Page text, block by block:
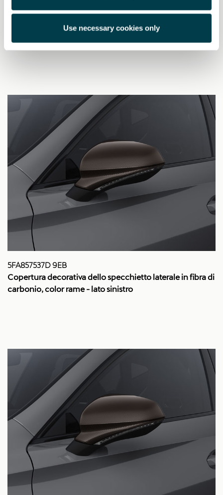
Use necessary cookies only
5FA857538C 8GG
5FA857537D 9EB
Copertura decorativa dello specchietto laterale in fibra di
carbonio, color rame - lato sinistro